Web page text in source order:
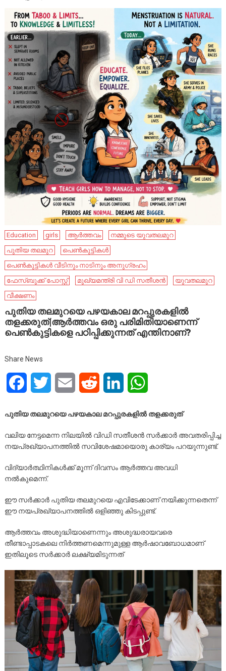
Education girls ആർത്തവം
നമ്മുടെ യുവതലമുറ
പുതിയ തലമുറ
പെൺകുട്ടികൾ
പെൺകുട്ടികൾ വീടിനും നാടിനും അനുഗ്രഹം
ഫേ​സ്ബു​ക്ക് പോ​സ്റ്റ്
മുഖ്യമന്ത്രി വി ഡി സതീശൻ
യുവതലമുറ
വീക്ഷണം
പുതിയ തലമുറയെ പഴയകാല മറപ്പുരകളിൽ
തളക്കരുത്|ആർത്തവം ഒരു പരിമിതിയാണെന്ന്
പെൺകുട്ടികളെ പഠിപ്പിക്കുന്നത് എന്തിനാണ്?
Share News
FacebookTwitter Email Reddit LinkedIn
പുതിയ തലമുറയെ പഴയകാല മറപ്പുരകളിൽ തളക്കരുത്
വലിയ നേട്ടമെന്ന നിലയിൽ വിഡി സതീശൻ സർക്കാർ അവതരിപ്പിച്ച
നയപ്രഖ്യാപനത്തിൽ സവിശേഷമായൊരു കാര്യം പറയുന്നുണ്ട്.
വിദ്യാർത്ഥിനികൾക്ക് മൂന്ന് ദിവസം ആർത്തവ അവധി
നൽകുമെന്ന്.
ഈ സർക്കാർ പുതിയ തലമുറയെ എവിടേക്കാണ് നയിക്കുന്നതെന്ന്
ഈ നയപ്രഖ്യാപനത്തിൽ ഒളിഞ്ഞു കിടപ്പുണ്ട്.
ആർത്തവം അശുദ്ധിയാണെന്നും അശുദ്ധരായവരെ
തീണ്ടാപ്പാടകലെ നിർത്തണമെന്നുമുള്ള ആർഷാവബോധമാണ്
ഇതിലൂടെ സർക്കാർ ലക്ഷ്യമിടുന്നത്